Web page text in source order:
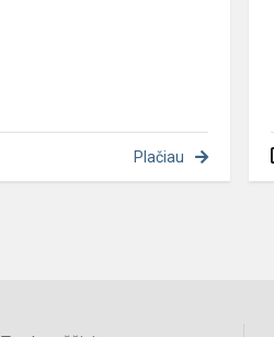
Plačiau